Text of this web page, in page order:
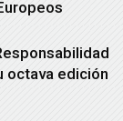
octava edición